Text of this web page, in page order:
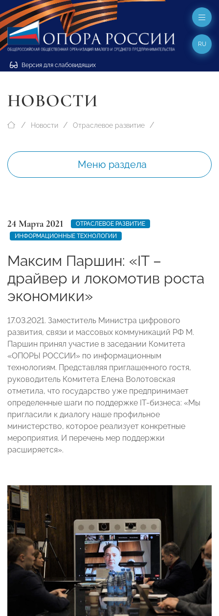
Версия для слабовидящих
RU
НОВОСТИ
Новости Отраслевое развитие
Меню раздела
24 Марта 2021
ОТРАСЛЕВОЕ РАЗВИТИЕ
ИНФОРМАЦИОННЫЕ ТЕХНОЛОГИИ
Максим Паршин: «IT –
драйвер и локомотив роста
экономики»
17.03.2021. Заместитель Министра цифрового
развития, связи и массовых коммуникаций РФ М.
Паршин принял участие в заседании Комитета
«ОПОРЫ РОССИИ» по информационным
технологиям. Представляя приглашенного гостя,
руководитель Комитета Елена Волотовская
отметила, что государство уже предпринимает
определенные шаги по поддержке IT-бизнеса: «Мы
пригласили к диалогу наше профильное
министерство, которое реализует конкретные
мероприятия. И перечень мер поддержки
расширяется».